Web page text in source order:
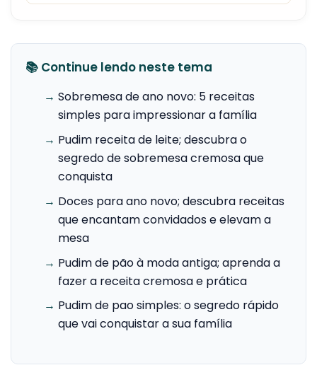
📚 Continue lendo neste tema
→ Sobremesa de ano novo: 5 receitas
simples para impressionar a família
→ Pudim receita de leite; descubra o
segredo de sobremesa cremosa que
conquista
→ Doces para ano novo; descubra receitas
que encantam convidados e elevam a
mesa
→ Pudim de pão à moda antiga; aprenda a
fazer a receita cremosa e prática
→ Pudim de pao simples: o segredo rápido
que vai conquistar a sua família